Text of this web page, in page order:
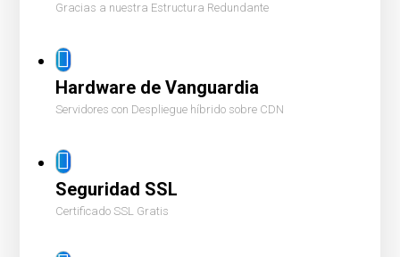
Gracias a nuestra Estructura Redundante
Hardware de Vanguardia
Servidores con Despliegue híbrido sobre CDN
Seguridad SSL
Certificado SSL Gratis